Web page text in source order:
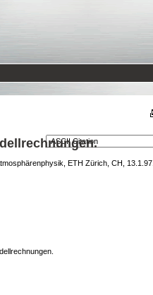
ETH Zürich, CH, 13.1.97.